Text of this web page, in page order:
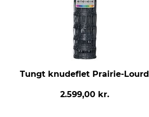
Tungt knudeflet Prairie-Lourd
2.599,00 kr.